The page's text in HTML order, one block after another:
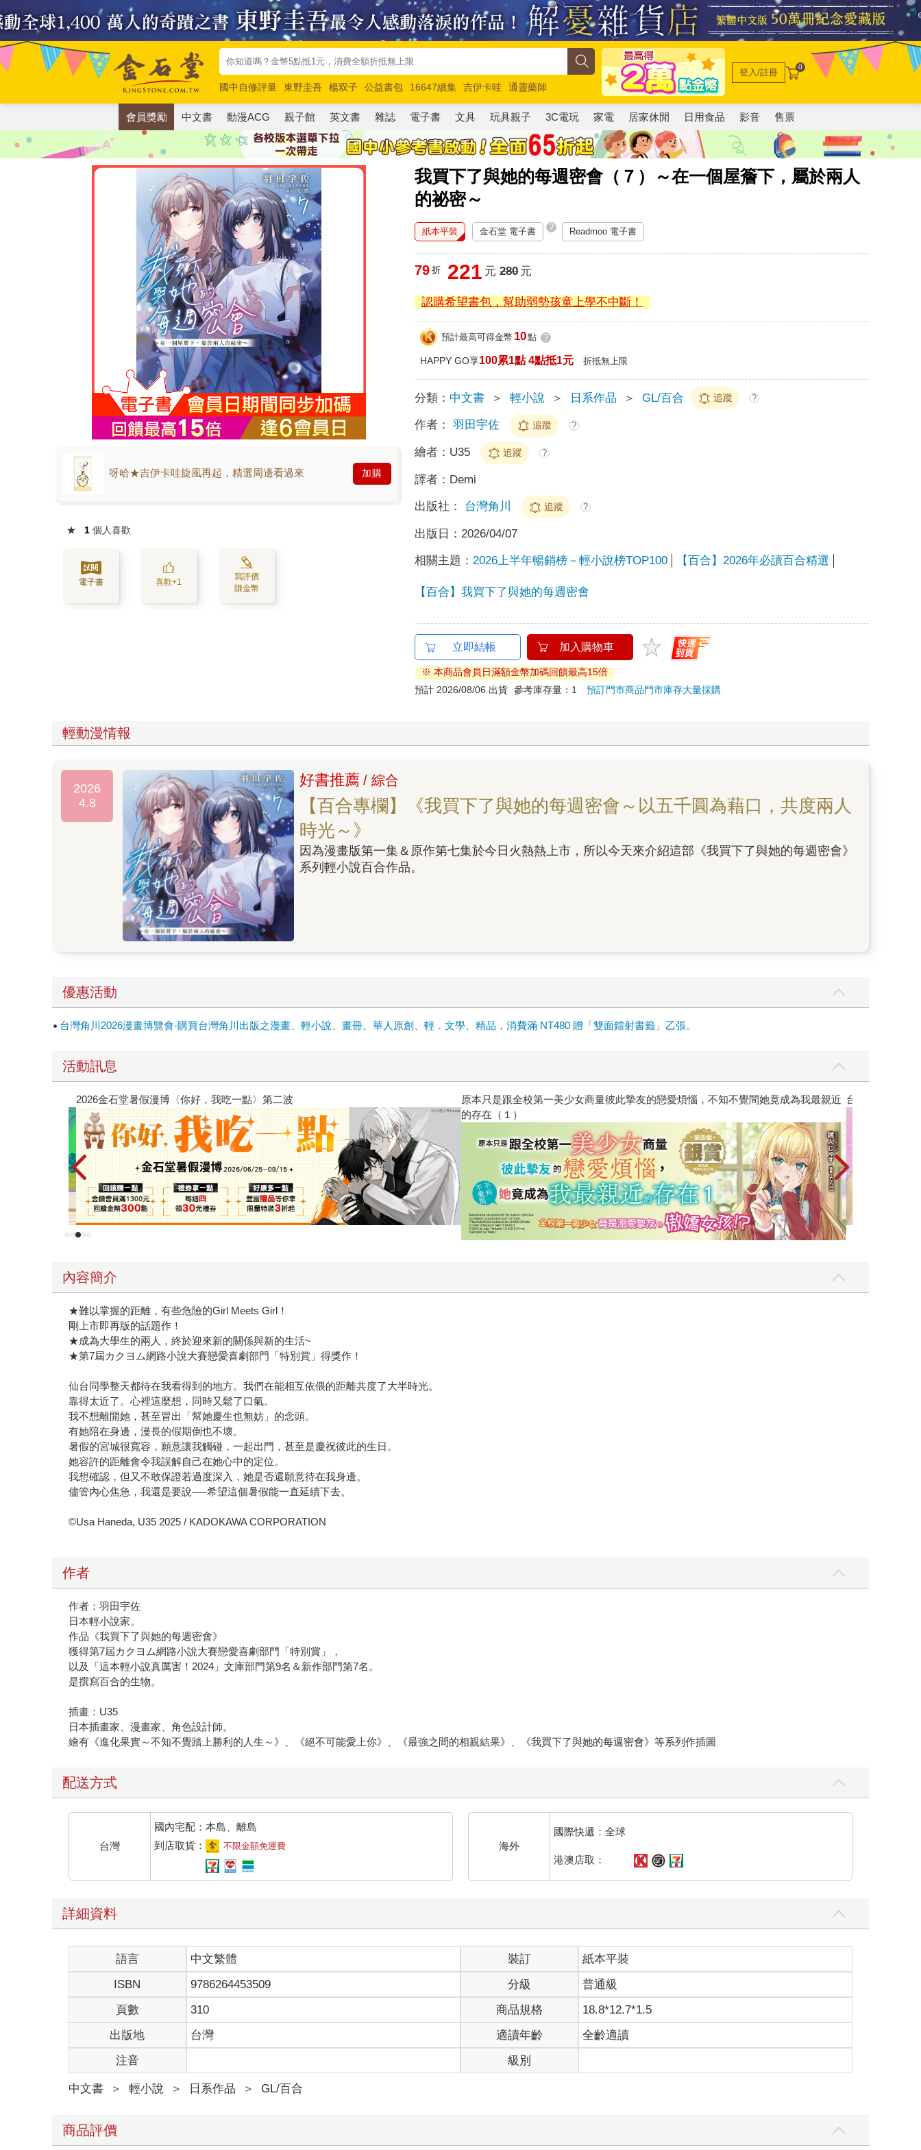
國中自修評量 東野圭吾 楊双子 公益書包 16647續集 吉伊卡哇
通靈藥師
唯紅花綻放
奧德賽 路邊攤新作 馬斯克 玩具總動員5 超慢跑
登入/註冊 0
會員獎勵 中文書 動漫ACG 親子館 英文書 雜誌 電子書 文具 玩具親子 3C電玩 家電 居家休閒 日用食品 影音 售票
我買下了與她的每週密會（７）～在一個屋簷下，屬於兩人
的祕密～
呀哈★吉伊卡哇旋風再起，精選周邊看過來 加購
★ 1 個人喜歡
電子書 喜歡+1
寫評價
賺金幣
紙本平裝 金石堂 電子書 ? Readmoo 電子書
79 折 221 元 280元
認購希望書包，幫助弱勢孩童上學不中斷！
預計最高可得金幣 10點 ?
HAPPY GO享100累1點 4點抵1元 折抵無上限
分類： 中文書 ＞ 輕小說 ＞ 日系作品 ＞ GL/百合 追蹤 ?
作者： 羽田宇佐 追蹤 ?
繪者： U35 追蹤 ?
譯者： Demi
出版社： 台灣角川 追蹤 ?
出版日： 2026/04/07
相關主題： 2026上半年暢銷榜－輕小說榜TOP100 【百合】2026年必讀百合精選
【百合】我買下了與她的每週密會
立即結帳 加入購物車
※ 本商品會員日滿額金幣加碼回饋最高15倍
預計 2026/08/06 出貨 參考庫存量：1預訂門市商品門市庫存大量採購
輕動漫情報
2026
4.8
好書推薦 / 綜合
【百合專欄】《我買下了與她的每週密會～以五千圓為藉口，共度兩人
時光～》
因為漫畫版第一集＆原作第七集於今日火熱熱上市，所以今天來介紹這部《我買下了與她的每週密會》
系列輕小說百合作品。
優惠活動
台灣角川2026漫畫博覽會-購買台灣角川出版之漫畫、輕小說、畫冊、華人原創、輕．文學、精品，消費滿 NT480 贈「雙面鐳射書籤」乙張。
活動訊息
2026金石堂暑假漫博〈你好，我吃一點〉第二波
原本只是跟全校第一美少女商量彼此摯友的戀愛煩惱，不知不覺間她竟成為我最親近
的存在（１）
台灣角川2026
內容簡介
★難以掌握的距離，有些危險的Girl Meets Girl！
剛上市即再版的話題作！
★成為大學生的兩人，終於迎來新的關係與新的生活~
★第7屆カクヨム網路小說大賽戀愛喜劇部門「特別賞」得獎作！
仙台同學整天都待在我看得到的地方。我們在能相互依偎的距離共度了大半時光。
靠得太近了。心裡這麼想，同時又鬆了口氣。
我不想離開她，甚至冒出「幫她慶生也無妨」的念頭。
有她陪在身邊，漫長的假期倒也不壞。
暑假的宮城很寬容，願意讓我觸碰，一起出門，甚至是慶祝彼此的生日。
她容許的距離會令我誤解自己在她心中的定位。
我想確認，但又不敢保證若過度深入，她是否還願意待在我身邊。
儘管內心焦急，我還是要說──希望這個暑假能一直延續下去。
©Usa Haneda, U35 2025 / KADOKAWA CORPORATION
作者
作者：羽田宇佐
日本輕小說家。
作品《我買下了與她的每週密會》
獲得第7屆カクヨム網路小說大賽戀愛喜劇部門「特別賞」，
以及「這本輕小說真厲害！2024」文庫部門第9名＆新作部門第7名。
是撰寫百合的生物。
插畫：U35
日本插畫家、漫畫家、角色設計師。
繪有《進化果實～不知不覺踏上勝利的人生～》、《絕不可能愛上你》、《最強之間的相親結果》、《我買下了與她的每週密會》等系列作插圖
配送方式
台灣
國內宅配：本島、離島
到店取貨：
不限金額免運費 海外
國際快遞：全球
港澳店取：
詳細資料
語言 中文繁體 裝訂
紙本平裝
ISBN
9786264453509 分級
普通級
頁數
310 商品規格
18.8*12.7*1.5
出版地
台灣 適讀年齡
全齡適讀
注音
級別
中文書 ＞ 輕小說 ＞ 日系作品 ＞ GL/百合
商品評價